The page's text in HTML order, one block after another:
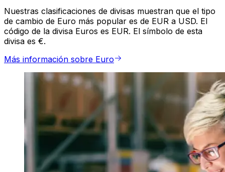
Nuestras clasificaciones de divisas muestran que el tipo
de cambio de Euro más popular es de EUR a USD. El
código de la divisa Euros es EUR. El símbolo de esta
divisa es €.
Más información sobre Euro